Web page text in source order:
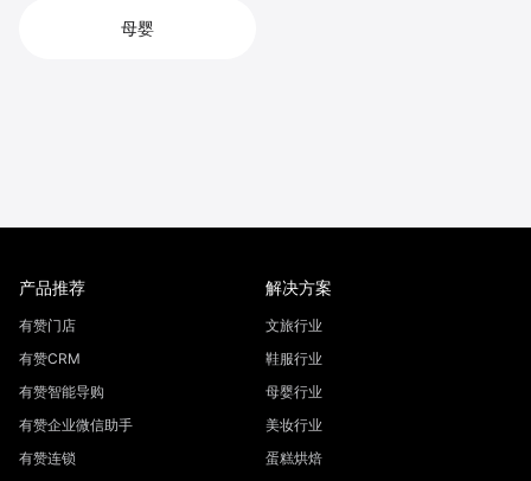
母婴
产品推荐
有赞门店
有赞CRM
有赞智能导购
有赞企业微信助手
有赞连锁
解决方案
文旅行业
鞋服行业
母婴行业
美妆行业
蛋糕烘焙